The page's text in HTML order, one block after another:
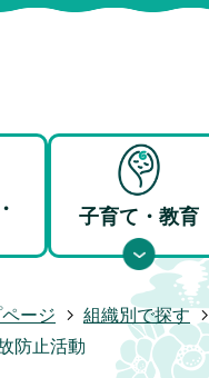
子育て・教育
ージ 組織別で探す
防止活動